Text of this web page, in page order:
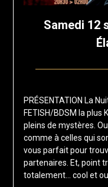
Samedi 12
PRÉSENTATION La
FETISH/BDSM la plus
pleins de mystères.
comme à celles qui
vous parfait pour
partenaires. Et, point
totalement… cool et